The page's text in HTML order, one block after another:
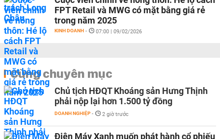
FPT Retail và MWG có mặt bằng giá rẻ
trong năm 2025
KINH DOANH - 07:00 | 09/02/2026
Cùng chuyên mục
Chủ tịch HĐQT Khoáng sản Hưng Thịnh
phải nộp lại hơn 1.500 tỷ đồng
DOANH NGHIỆP - 2 giờ trước
Điện Máy Xanh muốn phát hành cổ phiếu